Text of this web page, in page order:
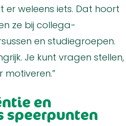
weleens iets. Dat hoort
ze bij collega-
en studiegroepen.
Je kunt vragen stellen,
motiveren.”
en
speerpunten